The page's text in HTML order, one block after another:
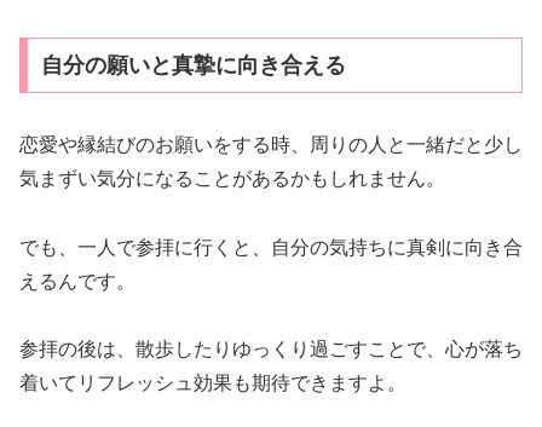
自分の願いと真摯に向き合える
恋愛や縁結びのお願いをする時、周りの人と一緒だと少し
気まずい気分になることがあるかもしれません。
でも、一人で参拝に行くと、自分の気持ちに真剣に向き合
えるんです。
参拝の後は、散歩したりゆっくり過ごすことで、心が落ち
着いてリフレッシュ効果も期待できますよ。